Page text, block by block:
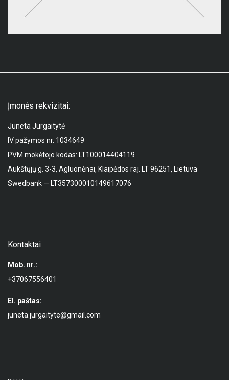
Įmonės rekvizitai:
Juneta Jurgaitytė
IV pažymos nr. 1034649
PVM mokėtojo kodas: LT100014404119
Aukštųjų g. 3-3, Agluonėnai, Klaipėdos raj. LT 96251, Lietuva
Swedbank — LT357300010149617076
Kontaktai
Mob. nr.:
+37067556401
El. paštas:
juneta.jurgaityte@gmail.com